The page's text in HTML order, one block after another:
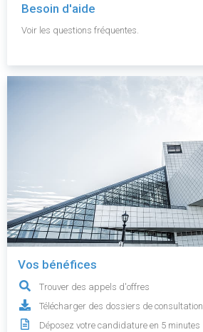
Besoin d'aide
Voir les questions fréquentes.
Vos bénéfices
Trouver des appels d'offres
Télécharger des dossiers de consultation
Déposez votre candidature en 5 minutes